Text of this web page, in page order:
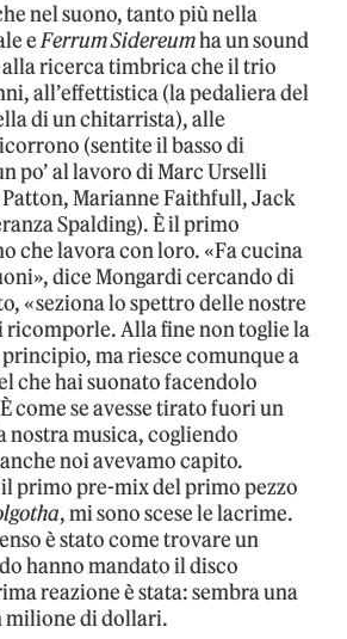
nel suono, tanto più nella
eFerrum Sidereumha un sound
ricerca timbrica che il trio
all’effettistica (la pedaliera del
di un chitarrista), alle
(sentite il basso di
po’ al lavoro di Marc Urselli
Marianne Faithfull, Jack
Spalding). È il primo
che lavora con loro. «Fa cucina
dice Mongardi cercando di
«seziona lo spettro delle nostre
ricomporle. Alla fine non toglie la
principio, ma riesce comunque a
che hai suonato facendolo
come se avesse tirato fuori un
nostra musica, cogliendo
noi avevamo capito.
primo pre-mix del primo pezzo
, mi sono scese le lacrime.
è stato come trovare un
hanno mandato il disco
reazione è stata: sembra una
milione di dollari.